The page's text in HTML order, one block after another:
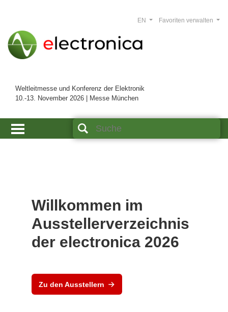
Weltleitmesse und Konferenz der Elektronik
10.-13. November 2026 | Messe München
Favoriten verwalten
EN
Willkommen im
Ausstellerverzeichnis
der electronica 2026
Zu den Ausstellern